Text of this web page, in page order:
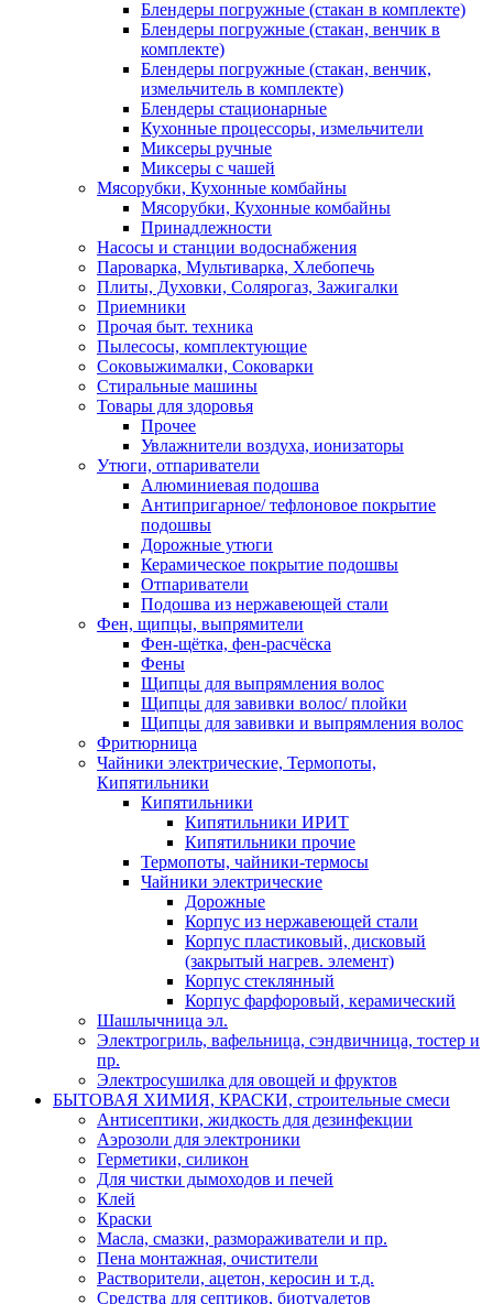
Блендеры погружные (стакан в комплекте)
Блендеры погружные (стакан, венчик в
комплекте)
Блендеры погружные (стакан, венчик,
измельчитель в комплекте)
Блендеры стационарные
Кухонные процессоры, измельчители
Миксеры ручные
Миксеры с чашей
Мясорубки, Кухонные комбайны
Мясорубки, Кухонные комбайны
Принадлежности
Насосы и станции водоснабжения
Пароварка, Мультиварка, Хлебопечь
Плиты, Духовки, Солярогаз, Зажигалки
Приемники
Прочая быт. техника
Пылесосы, комплектующие
Соковыжималки, Соковарки
Стиральные машины
Товары для здоровья
Прочее
Увлажнители воздуха, ионизаторы
Утюги, отпариватели
Алюминиевая подошва
Антипригарное/ тефлоновое покрытие
подошвы
Дорожные утюги
Керамическое покрытие подошвы
Отпариватели
Подошва из нержавеющей стали
Фен, щипцы, выпрямители
Фен-щётка, фен-расчёска
Фены
Щипцы для выпрямления волос
Щипцы для завивки волос/ плойки
Щипцы для завивки и выпрямления волос
Фритюрница
Чайники электрические, Термопоты,
Кипятильники
Кипятильники
Кипятильники ИРИТ
Кипятильники прочие
Термопоты, чайники-термосы
Чайники электрические
Дорожные
Корпус из нержавеющей стали
Корпус пластиковый, дисковый
(закрытый нагрев. элемент)
Корпус стеклянный
Корпус фарфоровый, керамический
Шашлычница эл.
Электрогриль, вафельница, сэндвичница, тостер и
пр.
Электросушилка для овощей и фруктов
БЫТОВАЯ ХИМИЯ, КРАСКИ, строительные смеси
Антисептики, жидкость для дезинфекции
Аэрозоли для электроники
Герметики, силикон
Для чистки дымоходов и печей
Клей
Краски
Масла, смазки, размораживатели и пр.
Пена монтажная, очистители
Растворители, ацетон, керосин и т.д.
Средства для септиков, биотуалетов